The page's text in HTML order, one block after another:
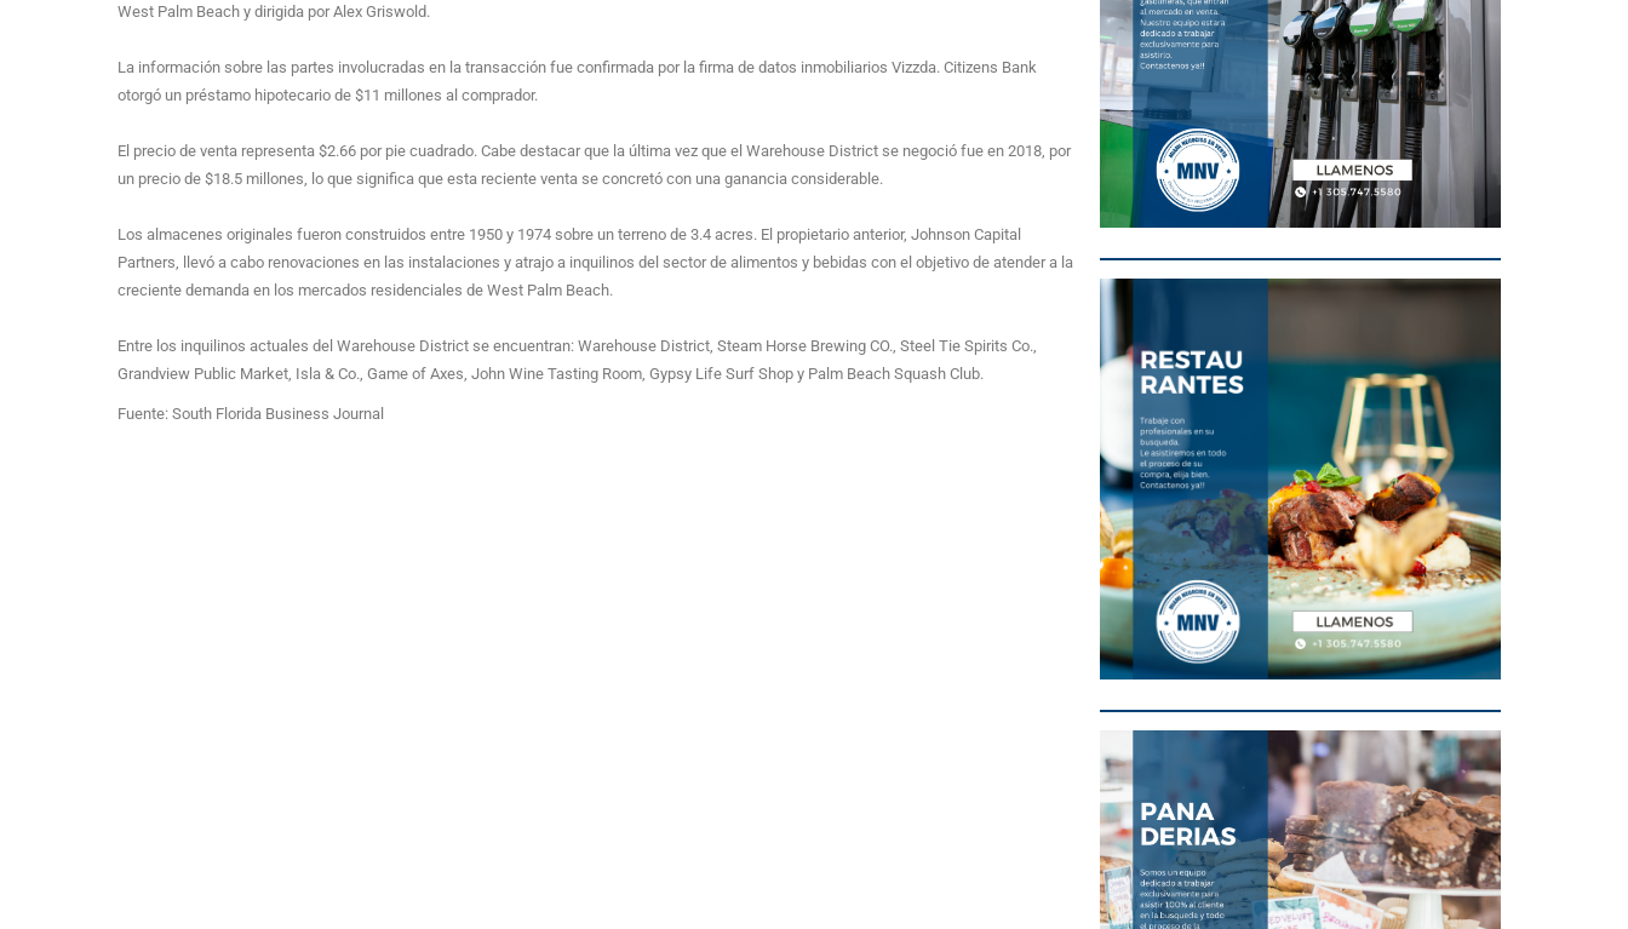
West Palm Beach y dirigida por Alex Griswold.
La información sobre las partes involucradas en la transacción fue confirmada por la firma de datos inmobiliarios Vizzda. Citizens Bank
otorgó un préstamo hipotecario de $11 millones al comprador.
El precio de venta representa $2.66 por pie cuadrado. Cabe destacar que la última vez que el Warehouse District se negoció fue en 2018, por
un precio de $18.5 millones, lo que significa que esta reciente venta se concretó con una ganancia considerable.
Los almacenes originales fueron construidos entre 1950 y 1974 sobre un terreno de 3.4 acres. El propietario anterior, Johnson Capital
Partners, llevó a cabo renovaciones en las instalaciones y atrajo a inquilinos del sector de alimentos y bebidas con el objetivo de atender a la
creciente demanda en los mercados residenciales de West Palm Beach.
Entre los inquilinos actuales del Warehouse District se encuentran: Warehouse District, Steam Horse Brewing CO., Steel Tie Spirits Co.,
Grandview Public Market, Isla & Co., Game of Axes, John Wine Tasting Room, Gypsy Life Surf Shop y Palm Beach Squash Club.
Fuente: South Florida Business Journal